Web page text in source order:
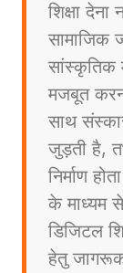
शिक्षा
सामाजिक
सांस्कृतिक
मजबूत
साथ
जुड़ती है,
निर्माण
के माध्यम
डिजिटल
हेतु